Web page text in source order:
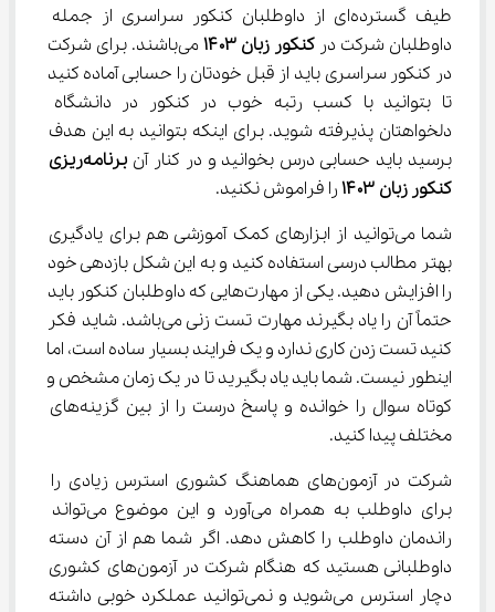
طیف گسترده‌ای از داوطلبان کنکور سراسری از جمله
داوطلبان شرکت در کنکور زبان ۱۴۰۳
می‌باشند. برای شرکت
در کنکور سراسری باید از قبل خودتان را حسابی آماده کنید
تا بتوانید با کسب رتبه خوب در کنکور در دانشگاه
دلخواهتان پذیرفته شوید. برای اینکه بتوانید به این هدف
برسید باید حسابی درس بخوانید و در کنار آن
برنامه‌ریزی
کنکور زبان ۱۴۰۳ را فراموش نکنید.
شما می‌توانید از ابزارهای کمک آموزشی هم برای یادگیری
بهتر مطالب درسی استفاده کنید و به این شکل بازدهی خود
را افزایش دهید. یکی از مهارت‌هایی که داوطلبان کنکور باید
حتماً آن را یاد بگیرند مهارت تست زنی می‌باشد. شاید فکر
کنید تست زدن کاری ندارد و یک فرایند بسیار ساده است، اما
اینطور نیست. شما باید یاد بگیرید تا در یک زمان مشخص و
کوتاه سوال را خوانده و پاسخ درست را از بین گزینه‌های
مختلف پیدا کنید.
شرکت در آزمون‌های هماهنگ کشوری استرس زیادی را
برای داوطلب به همراه می‌آورد و این موضوع می‌تواند
راندمان داوطلب را کاهش دهد. اگر شما هم از آن دسته
داوطلبانی هستید که هنگام شرکت در آزمون‌های کشوری
دچار استرس می‌شوید و نمی‌توانید عملکرد خوبی داشته